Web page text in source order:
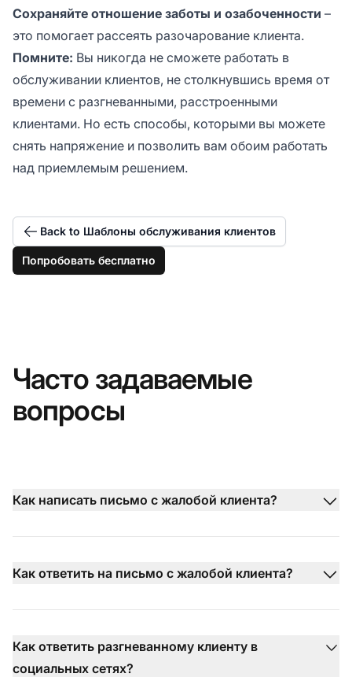
Сохраняйте отношение заботы и озабоченности –
это помогает рассеять разочарование клиента.
Помните: Вы никогда не сможете работать в
обслуживании клиентов, не столкнувшись время от
времени с разгневанными, расстроенными
клиентами. Но есть способы, которыми вы можете
снять напряжение и позволить вам обоим работать
над приемлемым решением.
Back to Шаблоны обслуживания клиентов
Попробовать бесплатно
Часто задаваемые
вопросы
Как написать письмо с жалобой клиента?
Как ответить на письмо с жалобой клиента?
Как ответить разгневанному клиенту в
социальных сетях?